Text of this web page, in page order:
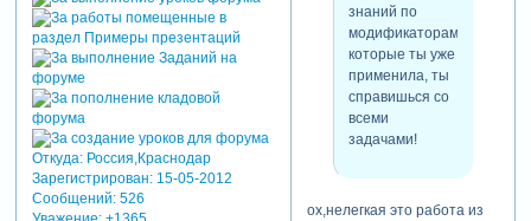
можно конечно)))))))))тем
более твои фото мне очень
нравятся...а так я фоткала
раньше,но после
появления нового фотика
правильно!спасибо за
Откуда:Россия,Краснодар
Зарегистрирован: 15-05-2012
Сообщений:526
знаний по
модификаторам,
которые ты уже
применила, ты
справишься со
всеми
задачами!
ох,нелегкая это работа из